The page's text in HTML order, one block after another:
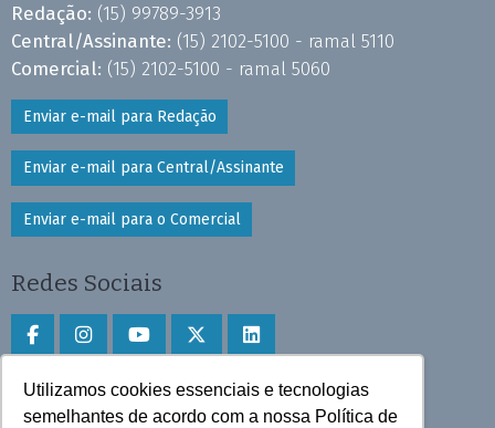
Utilizamos cookies essenciais e tecnologias
semelhantes de acordo com a nossa Política de
Redação: (15) 99789-3913
Central/Assinante: (15) 2102-5100 - ramal 5110
Comercial: (15) 2102-5100 - ramal 5060
Enviar e-mail para Redação
Enviar e-mail para Central/Assinante
Enviar e-mail para o Comercial
Redes Sociais
Faça download do aplicativo